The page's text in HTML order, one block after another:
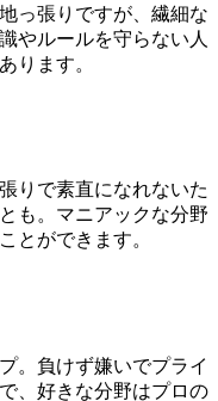
っ張りですが、繊細な
やルールを守らない人
ります。
りで素直になれないた
も。マニアックな分野
とができます。
。負けず嫌いでプライ
、好きな分野はプロの